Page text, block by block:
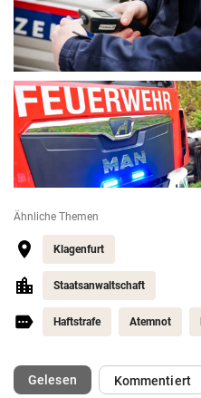
Ähnliche Themen
Klagenfurt
Staatsanwaltschaft
Haftstrafe Atemnot
Gelesen(ausgewählt)Kommentiert